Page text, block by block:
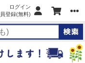
ログイン
登録(無料)